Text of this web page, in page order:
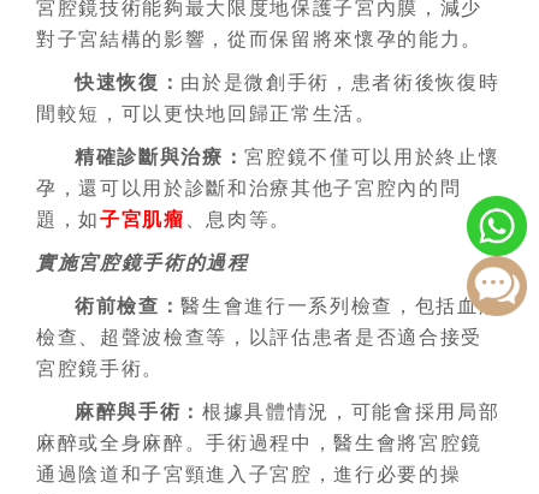
宮腔鏡技術能夠最大限度地保護子宮內膜，減少
對子宮結構的影響，從而保留將來懷孕的能力。
快速恢復： 由於是微創手術，患者術後恢復時
間較短，可以更快地回歸正常生活。
精確診斷與治療：宮腔鏡不僅可以用於終止懷
孕，還可以用於診斷和治療其他子宮腔內的問
題，如子宮肌瘤 、息肉等。
實施宮腔鏡手術的過程
術前檢查：醫生會進行一系列檢查，包括血液
檢查、超聲波檢查等，以評估患者是否適合接受
宮腔鏡手術。
麻醉與手術：根據具體情況，可能會採用局部
麻醉或全身麻醉。手術過程中，醫生會將宮腔鏡
通過陰道和子宮頸進入子宮腔，進行必要的操